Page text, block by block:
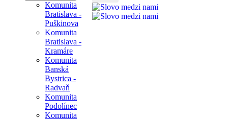
Komunita
Bratislava -
Puškinova
Komunita
Bratislava -
Kramáre
Komunita
Banská
Bystrica -
Radvaň
Komunita
Podolínec
Komunita
Search
for: